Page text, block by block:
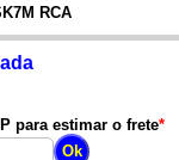
RCA
para estimar o frete*